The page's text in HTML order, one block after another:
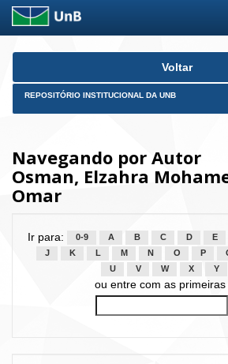
Skip
Voltar
REPOSITÓRIO INSTITUCIONAL DA UNB
Navegando por Autor
Osman, Elzahra
Omar
Ir para: 0-9 A B C D E
J
K L M N O P
U
V W X Y
ou entre com as primeiras